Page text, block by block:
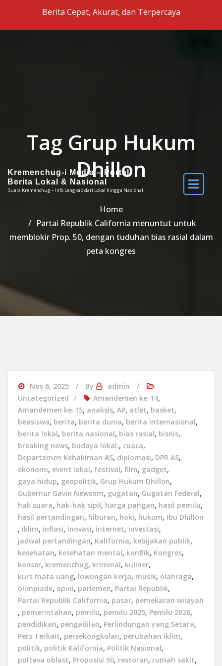
Skip to the contentBerita Cepat, Akurat, dan Terpercaya
Kremenchug-i Media – Portal
Berita Lokal & Nasional
Suara Kremenchug – Info Lengkap dari Lokal hingga Nasional
Tag Grup Hukum
Dhillon
Home
Partai Republik California menuntut untuk
memblokir Prop. 50, dengan tuduhan bias rasial dalam
peta kongres
Nov 6, 2025 By
admin
Uncategorized
Amandemen ke-14,
Amandemen ke-15, analisis, AP, atlet, basket,
beasiswa, berita, berita dunia, berita internasional,
berita lokal, berita nasional, bias rasial, bisnis,
breaking news, budaya lokal., cuaca,
Departemen Kehakiman AS, diplomasi, DPR AS,
ekonomi, event lokal, festival, film, gadget,
gaya hidup, geopolitik, Grup Hukum Dhillon,
Gubernur Gavin Newsom, gugatan, Gugatan Federal,
hak suara, hak-hak sipil, harga pangan, hasil pemilu,
hasil pertandingan, hiburan, hoki, hukum, Ibu Dhillon
, iklim, inflasi, inovasi, internet, investasi,
jadwal pertandingan, Kalifornia, kebijakan publik,
kesehatan, kesehatan mental, konflik, Kongres,
konser, kremenchug, kriminal, kuliner,
kurs mata uang, lowongan kerja, musik, olahraga,
olimpiade, opini, parlemen, Partai Republik,
Partai Republik California, pasar, pemekaran wilayah
, pemerintahan, pemilu, pemilu 2025, Pemilu 2026,
pendidikan, pengadilan, Perlindungan yang Setara,
Pers Terkait, persekongkolan, perubahan iklim,
politik, politik Kalifornia, Politik Nasional,
poltava oblast, Proposisi 50, restoran, rumah sakit,